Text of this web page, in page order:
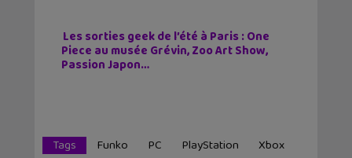
Les sorties geek de l’été à Paris : One
Piece au musée Grévin, Zoo Art Show,
Passion Japon…
Tags Funko PC PlayStation Xbox